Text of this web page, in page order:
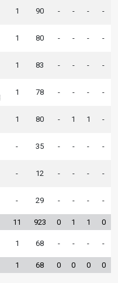
1 90 - - - -
1 80 - - - -
1 83 - - - -
1 78 - - - -
1 80 - 1 1 -
- 35 - - - -
- 12 - - - -
- 29 - - - -
11 923 0 1 1 0
1 68 - - - -
1 68 0 0 0 0